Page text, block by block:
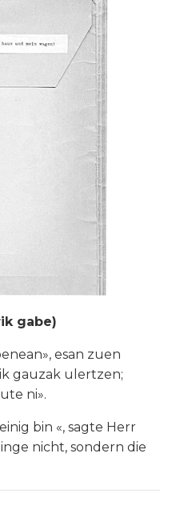
gabe)
esan zuen
gauzak ulertzen;
ni».
bin «, sagte Herr
nicht, sondern die